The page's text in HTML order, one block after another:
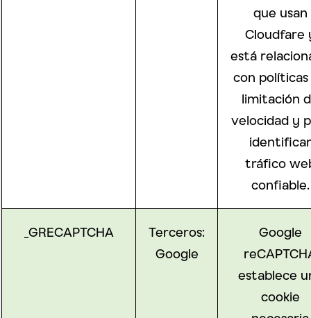
que usan
Cloudfare
está
con políticas
limitación
velocidad y
identificar
tráfico
confiable.
_GRECAPTCHA
Terceros:
Google
Google
establece
cookie